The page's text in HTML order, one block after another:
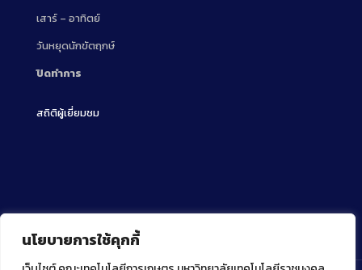
นโยบายการใช้คุกกี้
เสาร์ – อาทิตย์
วันหยุดนักขัตฤกษ์
ปิดทำการ
สถิติผู้เยี่ยมชม